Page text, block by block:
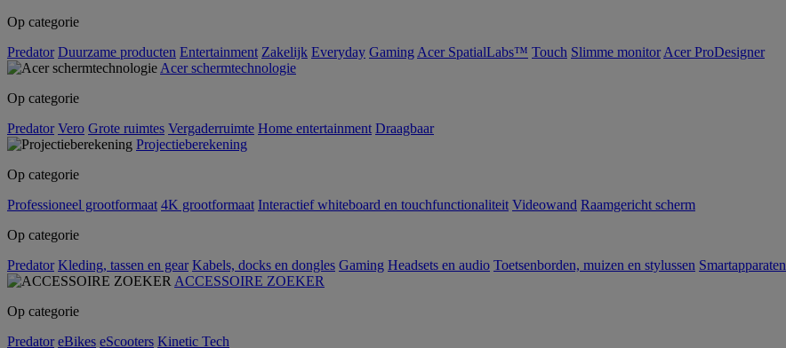
Op categorie
Predator Duurzame producten Entertainment Zakelijk Everyday Gaming Acer SpatialLabs™ Touch Slimme monitor Acer ProDesigner
Acer schermtechnologie
Op categorie
Predator Vero Grote ruimtes Vergaderruimte Home entertainment Draagbaar
Projectieberekening
Op categorie
Professioneel grootformaat 4K grootformaat Interactief whiteboard en touchfunctionaliteit Videowand Raamgericht scherm
Op categorie
Predator Kleding, tassen en gear Kabels, docks en dongles Gaming Headsets en audio Toetsenborden, muizen en stylussen Smartapparaten
ACCESSOIRE ZOEKER
Op categorie
Predator eBikes eScooters Kinetic Tech